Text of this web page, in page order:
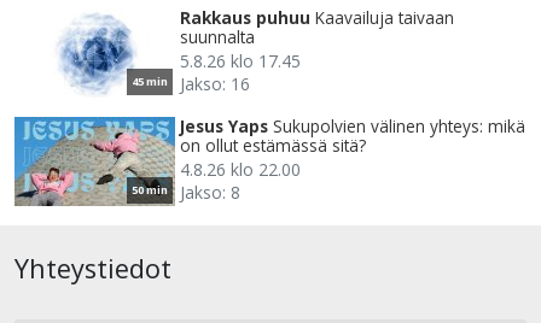
45 min
Rakkaus puhuu Kaavailuja taivaan
suunnalta
5.8.26 klo 17.45
Jakso: 16
50 min
Jesus Yaps Sukupolvien välinen yhteys: mikä
on ollut estämässä sitä?
4.8.26 klo 22.00
Jakso: 8
Yhteystiedot